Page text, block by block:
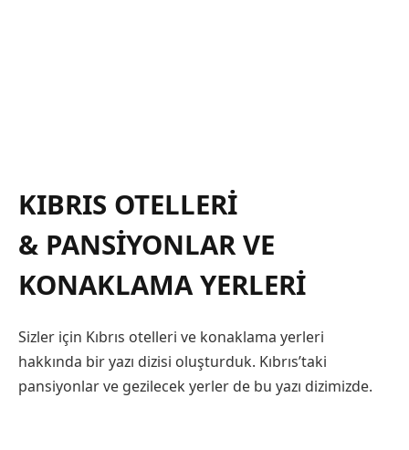
KIBRIS OTELLERI
& PANSIYONLAR VE
KONAKLAMA YERLERI
Sizler için Kıbrıs otelleri ve konaklama yerleri
hakkında bir yazı dizisi oluşturduk. Kıbrıs’taki
pansiyonlar ve gezilecek yerler de bu yazı dizimizde.